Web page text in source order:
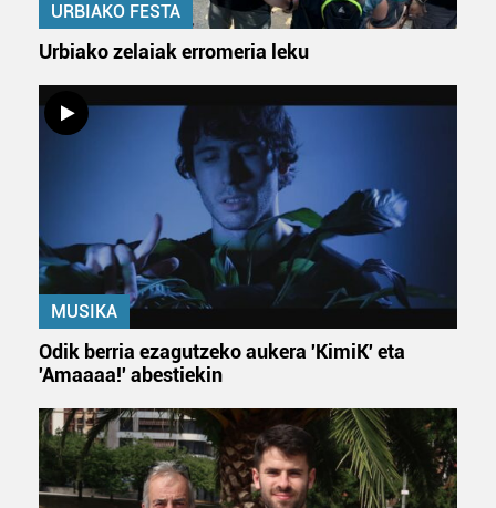
URBIAKO FESTA
Urbiako zelaiak erromeria leku
MUSIKA
Odik berria ezagutzeko aukera 'KimiK' eta
'Amaaaa!' abestiekin